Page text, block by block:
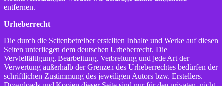
entfernen.
Urheberrecht
Die durch die Seitenbetreiber erstellten Inhalte und Werke auf diesen
Seiten unterliegen dem deutschen Urheberrecht. Die
Vervielfältigung, Bearbeitung, Verbreitung und jede Art der
Verwertung außerhalb der Grenzen des Urheberrechtes bedürfen der
schriftlichen Zustimmung des jeweiligen Autors bzw. Erstellers.